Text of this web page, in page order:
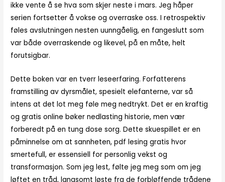
ikke vente å se hva som skjer neste i mars. Jeg håper
serien fortsetter å vokse og overraske oss. I retrospektiv
føles avslutningen nesten uunngåelig, en fangeslutt som
var både overraskende og likevel, på en måte, helt
forutsigbar.
Dette boken var en tverr leseerfaring. Forfatterens
framstilling av dyrsmålet, spesielt elefanterne, var så
intens at det lot meg føle meg nedtrykt. Det er en kraftig
og gratis online bøker nedlasting historie, men vær
forberedt på en tung dose sorg. Dette skuespillet er en
påminnelse om at sannheten, pdf lesing gratis hvor
smertefull, er essensiell for personlig vekst og
transformasjon. Som jeg lest, følte jeg meg som om jeg
løftet en tråd, langsomt løste fra de forbløffende trådene